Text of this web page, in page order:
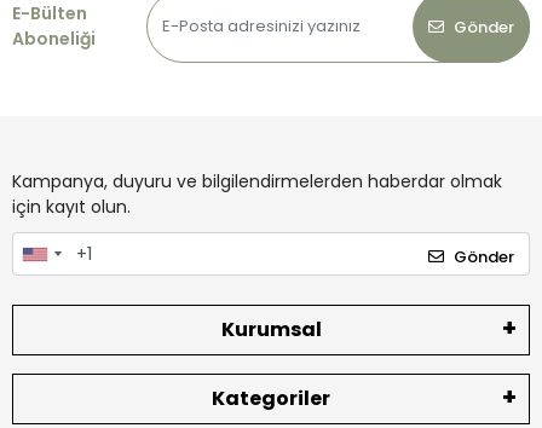
E-Bülten
Aboneliği
Gönder
Kampanya, duyuru ve bilgilendirmelerden haberdar olmak
için kayıt olun.
Gönder
Kurumsal
Kategoriler